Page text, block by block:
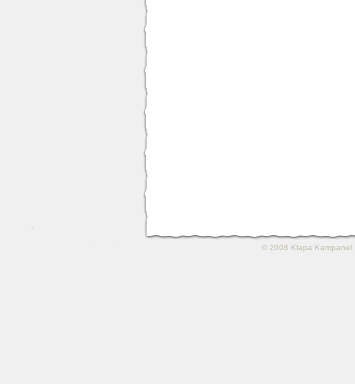
© 2008 Klapa Kampanel